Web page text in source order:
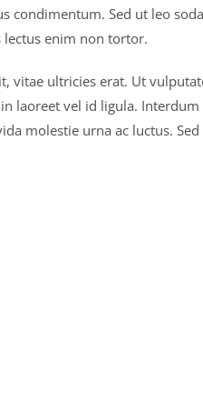
condimentum. Sed ut leo
enim non tortor.
vitae ultricies erat. Ut
laoreet vel id ligula.
molestie urna ac luctus.